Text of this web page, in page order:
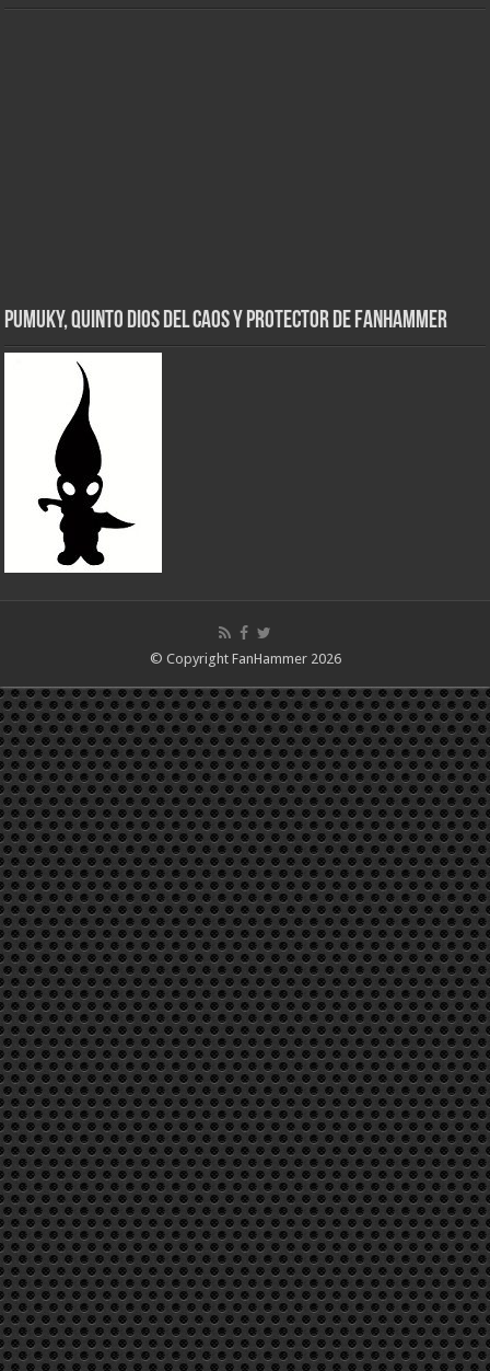
Pumuky, Quinto Dios del Caos y Protector de FanHammer
© Copyright FanHammer 2026